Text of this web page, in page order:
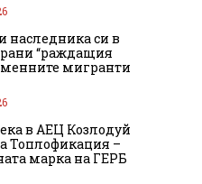
наследника си в
“раждащия
мигранти
в АЕЦ Козлодуй
Топлофикация –
марка на ГЕРБ